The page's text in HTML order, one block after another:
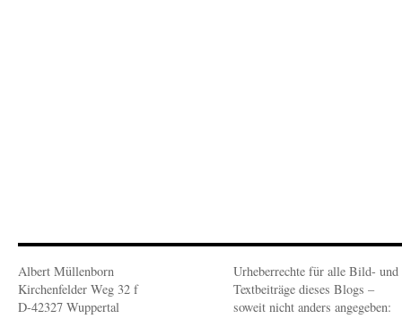
Albert Müllenborn
Kirchenfelder Weg 32 f
D-42327 Wuppertal
Urheberrechte für alle Bild- und
Textbeiträge dieses Blogs –
soweit nicht anders angegeben: